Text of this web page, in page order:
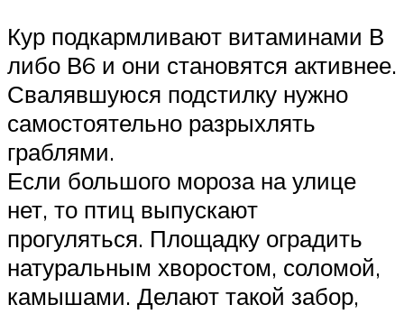
Кур подкармливают витаминами В
либо В6 и они становятся активнее.
Свалявшуюся подстилку нужно
самостоятельно разрыхлять
граблями.
Если большого мороза на улице
нет, то птиц выпускают
прогуляться. Площадку оградить
натуральным хворостом, соломой,
камышами. Делают такой забор,